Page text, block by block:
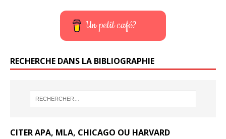
Un petit café?
RECHERCHE DANS LA BIBLIOGRAPHIE
CITER APA, MLA, CHICAGO OU HARVARD